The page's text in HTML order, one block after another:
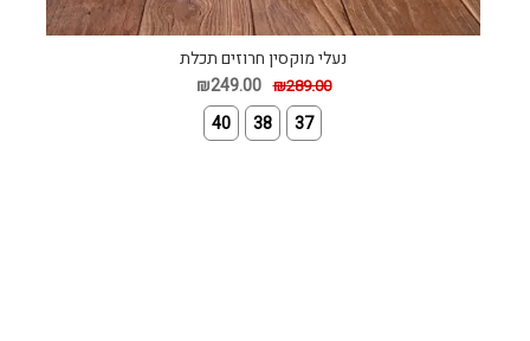
נעלי מוקסין חרוזים תכלת
₪289.00
₪249.00
37
38
40